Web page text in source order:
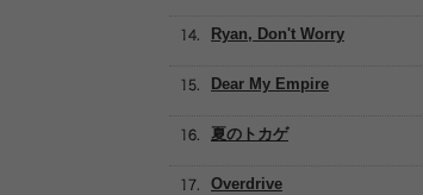
Ryan, Don't Worry
Dear My Empire
夏のトカゲ
Overdrive